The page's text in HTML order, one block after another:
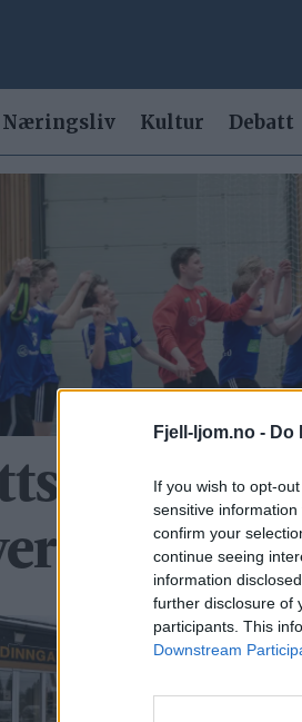
Fjell-ljom.no - Do
If you wish to opt-
sensitive
confirm your
continue seeing
information
further disclosure of
participants. This
Downstream
Næringsliv Kultur Debatt
for
mer enn